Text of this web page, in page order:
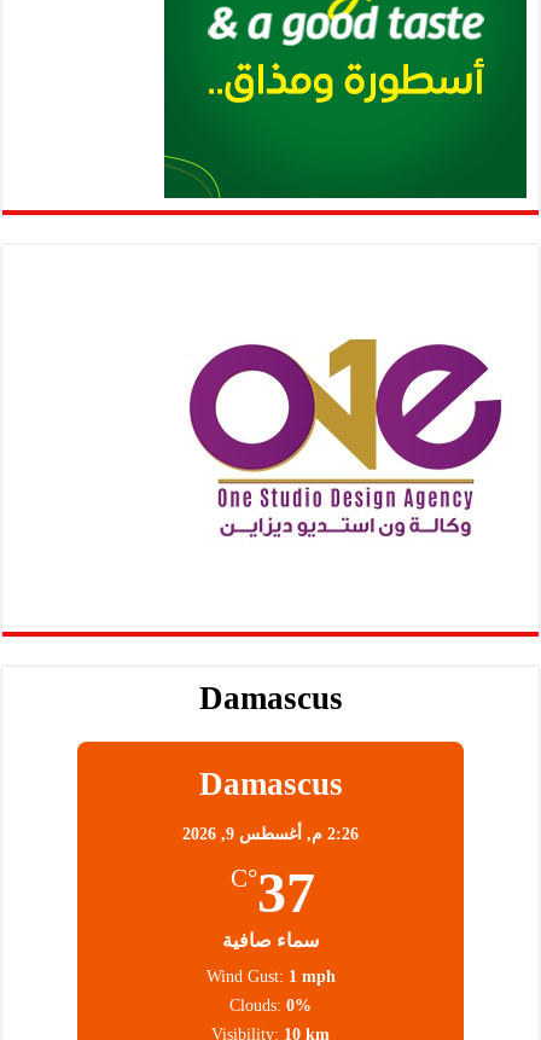
Damascus
Damascus
2:26 م, أغسطس 9, 2026
37
°C
سماء صافية
Wind Gust: 1 mph
Clouds: 0%
Visibility: 10 km